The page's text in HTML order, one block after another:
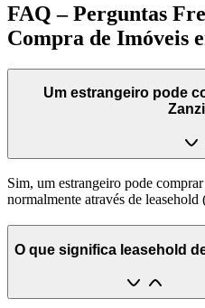
FAQ – Perguntas
Compra de Imóveis
Um estrangeiro pode
Sim, um estrangeiro pode
normalmente através de leasehold
O que significa leasehold